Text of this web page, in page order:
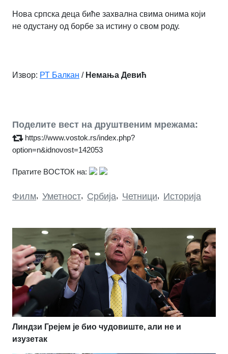
Нова српска деца биће захвална свима онима који
не одустану од борбе за истину о свом роду.
Извор: РТ Балкан / Немања Девић
Поделите вест на друштвеним мрежама:
https://www.vostok.rs/index.php?
option=n&idnovost=142053
Пратите ВОСТОК на:
Филм, Уметност, Србија, Четници, Историја
Линдзи Грејем је био чудовиште, али не и
изузетак